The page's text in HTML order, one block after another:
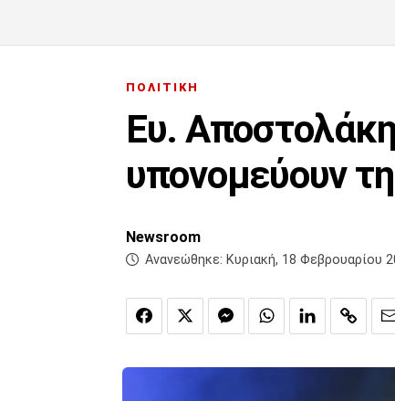
ΠΟΛΙΤΙΚΗ
Ευ.
υπονομεύουν
Newsroom
Ανανεώθηκε: Κυριακή, 18 Φεβρουαρίου